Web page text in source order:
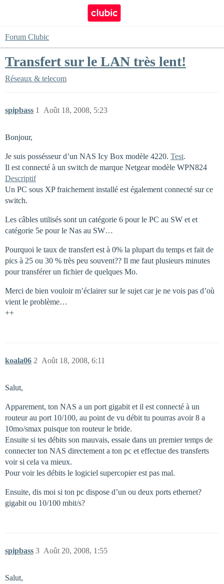
Forum Clubic
Transfert sur le LAN très lent!
Réseaux & telecom
spipbass Août 18, 2008, 5:23
1
Bonjour,
Je suis possésseur d’un NAS Icy Box modèle 4220. Test.
Il est connecté à un switch de marque Netgear modèle WPN824
Descriptif
Un PC sous XP fraichement installé est également connecté sur ce
switch.
Les câbles utilisés sont un catégorie 6 pour le PC au SW et et
catégorie 5e pour le Nas au SW…
Pourquoi le taux de transfert est à 0% la plupart du temps et fait de
pics à 25 ou 30 % très peu souvent?? Il me faut plusieurs minutes
pour transférer un fichier de quelques Mo.
Merci de bien vouloir m’éclairer sur le sujet car je ne vois pas d’où
vient le problème…
++
koala06 Août 18, 2008, 6:11
2
Salut,
Apparement, ton NAS a un port gigabit et il est connecté à un
routeur au port 10/100, au point de vu débit tu pourras avoir 8 a
10mo/smax puisque ton routeur le bride.
Ensuite si tes débits son mauvais, essaie dans un premier temps de
connecter ton NAS directement a ton pc et effectue des transferts
voir si cela va mieux.
Pour voir les débits le logiciel supercopier est pas mal.
Ensuite, dis moi si ton pc dispose d’un ou deux ports ethernet?
gigabit ou 10/100 mbit/s?
spipbass Août 20, 2008, 1:55
3
Salut,